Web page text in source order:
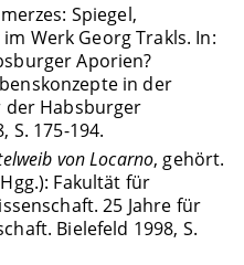
Spiegel,
Werk Georg Trakls. In:
Aporien?
in der
Habsburger
S. 175-194.
von Locarno, gehört.
Fakultät für
25 Jahre für
Bielefeld 1998, S.